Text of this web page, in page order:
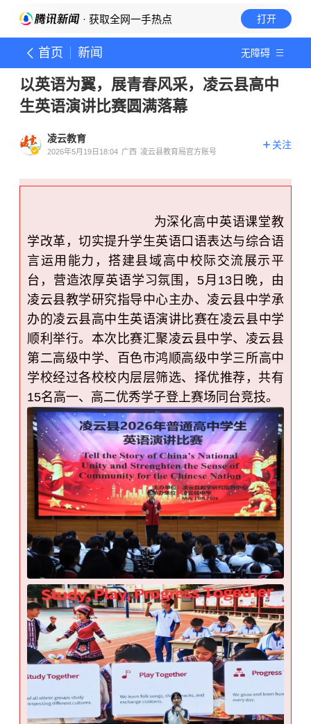
· 获取全网一手热点 打开
首页 新闻 无障碍
以英语为翼，展青春风采，凌云县高中
生英语演讲比赛圆满落幕
凌云教育
2026年5月19日18:04 广西 凌云县教育局官方账号
关注
为深化高中英语课堂教
学改革，切实提升学生英语口语表达与综合语
言运用能力，搭建县域高中校际交流展示平
台，营造浓厚英语学习氛围， 5月13日晚，由
凌云县教学研究指导中心主办、凌云县中学承
办的凌云县高中生英语演讲比赛在凌云县中学
顺利举行。本次比赛汇聚凌云县中学、凌云县
第二高级中学、 百色市鸿顺高级中学三所高中
学校经过各校校内层层筛选、择优推荐，共有
15名高一、高二优秀学子登上赛场同台竞技。